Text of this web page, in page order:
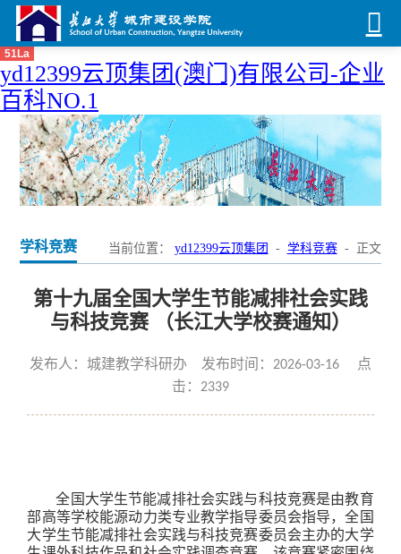
51La
yd12399云顶集团(澳门)有限公司-企业
百科NO.1
学科竞赛 当前位置： yd12399云顶集团 - 学科竞赛- 正文
第十九届全国大学生节能减排社会实践
与科技竞赛 （长江大学校赛通知）
发布人：城建教学科研办 发布时间：2026-03-16 点
击： 2339
全国大学生节能减排社会实践与科技竞赛是由教育
部高等学校能源动力类专业教学指导委员会指导，全国
大学生节能减排社会实践与科技竞赛委员会主办的大学